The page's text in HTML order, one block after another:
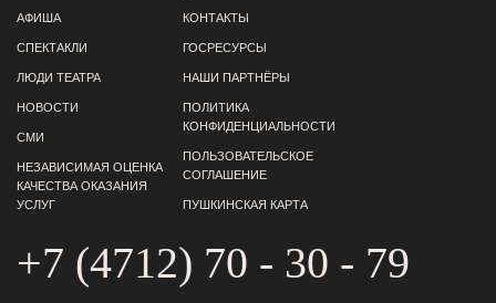
АФИША
СПЕКТАКЛИ
ЛЮДИ ТЕАТРА
НОВОСТИ
СМИ
НЕЗАВИСИМАЯ ОЦЕНКА
КАЧЕСТВА ОКАЗАНИЯ
УСЛУГ
КОНТАКТЫ
ГОСРЕСУРСЫ
НАШИ ПАРТНЁРЫ
ПОЛИТИКА
КОНФИДЕНЦИАЛЬНОСТИ
ПОЛЬЗОВАТЕЛЬСКОЕ
СОГЛАШЕНИЕ
ПУШКИНСКАЯ КАРТА
+7 (4712) 70 - 30 - 79